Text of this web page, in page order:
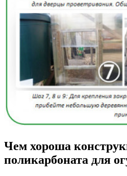
Чем хороша
поликарбоната для